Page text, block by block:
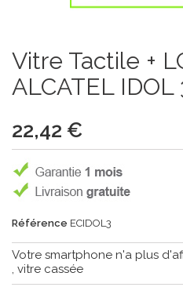
Vitre Tactile +
ALCATEL IDOL
22,42 €
Référence ECIDOL3
Votre smartphone n'a plus
, vitre cassée